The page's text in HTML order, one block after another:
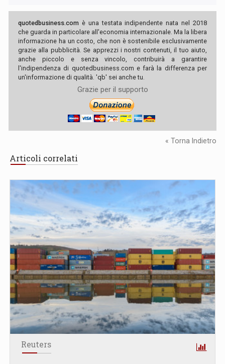
quotedbusiness.com è una testata indipendente nata nel 2018
che guarda in particolare all'economia internazionale. Ma la libera
informazione ha un costo, che non è sostenibile esclusivamente
grazie alla pubblicità. Se apprezzi i nostri contenuti, il tuo aiuto,
anche piccolo e senza vincolo, contribuirà a garantire
l'indipendenza di quotedbusiness.com e farà la differenza per
un'informazione di qualità. 'qb' sei anche tu.
Grazie per il supporto
« Torna Indietro
Articoli correlati
Reuters